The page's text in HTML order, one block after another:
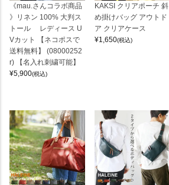
《mau.さんコラボ商品
》リネン 100% 大判ス
トール レディース U
Vカット 【ネコポスで
送料無料】 (08000252
r) 【名入れ刺繍可能】
¥5,900(税込)
KAKSI クリアポーチ 斜
め掛けバッグ アウトド
ア クリアケース
¥1,650(税込)